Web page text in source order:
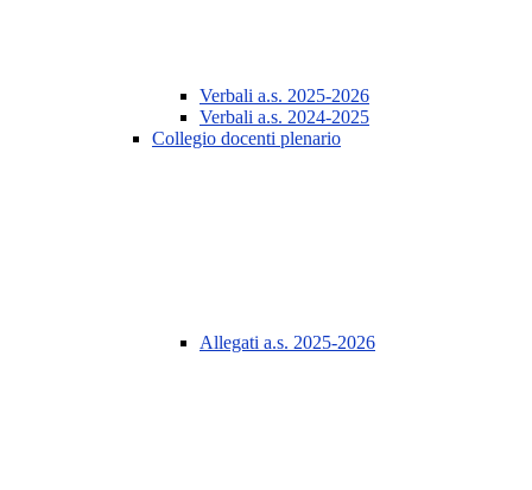
Verbali a.s. 2025-2026
Verbali a.s. 2024-2025
Collegio docenti plenario
Allegati a.s. 2025-2026